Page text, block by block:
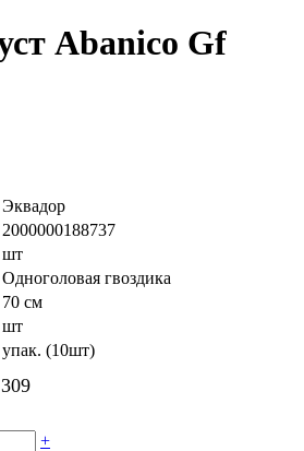
Abanico Gf
Эквадор
2000000188737
шт
Одноголовая гвоздика
70 см
шт
упак. (10шт)
309
+